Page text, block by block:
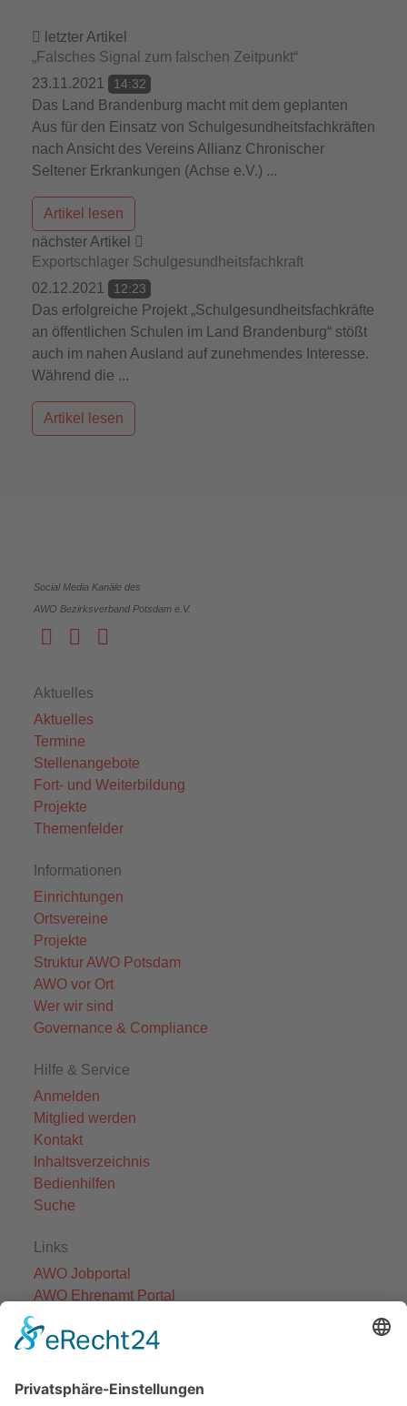
letzter Artikel
„Falsches Signal zum falschen Zeitpunkt“
23.11.2021
14:32
Das Land Brandenburg macht mit dem geplanten
Aus für den Einsatz von Schulgesundheitsfachkräften
nach Ansicht des Vereins Allianz Chronischer
Seltener Erkrankungen (Achse e.V.) ...
Artikel lesen
nächster Artikel
Exportschlager Schulgesundheitsfachkraft
02.12.2021
12:23
Das erfolgreiche Projekt „Schulgesundheitsfachkräfte
an öffentlichen Schulen im Land Brandenburg“ stößt
auch im nahen Ausland auf zunehmendes Interesse.
Während die ...
Artikel lesen
Social Media Kanäle des
AWO Bezirksverband Potsdam e.V.
Aktuelles
Aktuelles
Termine
Stellenangebote
Fort- und Weiterbildung
Projekte
Themenfelder
Informationen
Einrichtungen
Ortsvereine
Projekte
Struktur AWO Potsdam
AWO vor Ort
Wer wir sind
Governance & Compliance
Hilfe & Service
Anmelden
Mitglied werden
Kontakt
Inhaltsverzeichnis
Bedienhilfen
Suche
Links
AWO Jobportal
AWO Ehrenamt Portal
AWO Schulgesundheitsfachkräfte
AWO Bundesverband
AWO Pflegeberatung